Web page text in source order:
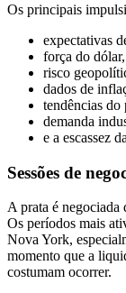
Os principais
expectativas
força do dólar,
risco
dados de
tendências do
demanda
e a escassez
Sessões de
A prata é negociada
Os períodos mais
Nova York,
momento que a
costumam ocorrer.